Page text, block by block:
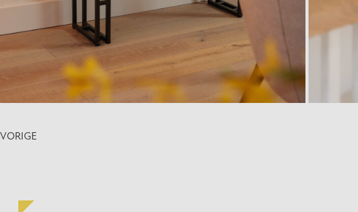
VORIGE